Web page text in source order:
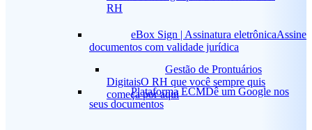
RH
Gestão de Prontuários
DigitaisO RH que você sempre quis
começa por aqui
eBox Sign | Assinatura eletrônicaAssine
documentos com validade jurídica
Plataforma ECMDê um Google nos
seus documentos